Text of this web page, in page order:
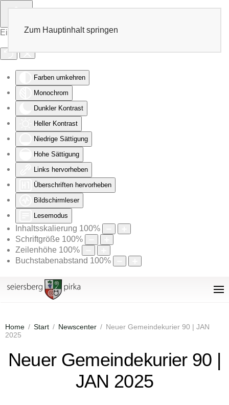
Eingabehilfen öffnen
Farben umkehren
Monochrom
Dunkler Kontrast
Heller Kontrast
Niedrige Sättigung
Hohe Sättigung
Links hervorheben
Überschriften hervorheben
Bildschirmleser
Lesemodus
Inhaltsskalierung 100%
Schriftgröße 100%
Zeilenhöhe 100%
Buchstabenabstand 100%
Zum Hauptinhalt springen
Home Start Newscenter
Neuer Gemeindekurier 90 | JAN
2025
Neuer Gemeindekurier 90 |
JAN 2025